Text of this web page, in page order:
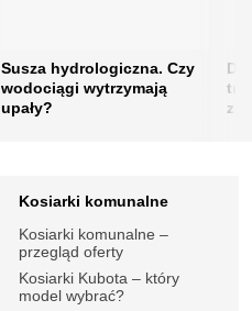
Susza hydrologiczna. Czy
wodociągi wytrzymają
upały?
Kosiarki komunalne
Kosiarki komunalne –
przegląd oferty
Kosiarki Kubota – który
model wybrać?